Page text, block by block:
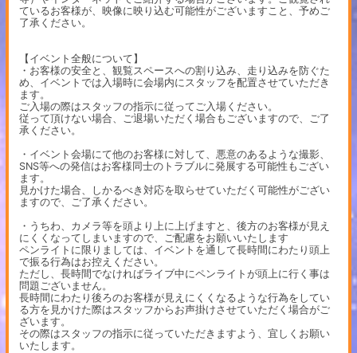
ているお客様が、映像に映り込む可能性がございますこと、予めご
了承ください。
【イベント全般について】
・お客様の安全と、観覧スペースへの割り込み、走り込みを防ぐた
め、イベントでは入場時に会場内にスタッフを配置させていただき
ます。
ご入場の際はスタッフの指示に従ってご入場ください。
従って頂けない場合、ご退場いただく場合もございますので、ご了
承ください。
・イベント会場にて他のお客様に対して、悪意のあるような撮影、
SNS等への発信はお客様同士のトラブルに発展する可能性もござい
ます。
見かけた場合、しかるべき対応を取らせていただく可能性がござい
ますので、ご了承ください。
・うちわ、カメラ等を頭より上に上げますと、後方のお客様が見え
にくくなってしまいますので、ご配慮をお願いいたします
ペンライトに限りましては、イベントを通して長時間にわたり頭上
で振る行為はお控えください。
ただし、長時間でなければライブ中にペンライトが頭上に行く事は
問題ございません。
長時間にわたり後ろのお客様が見えにくくなるような行為をしてい
る方を見かけた際はスタッフからお声掛けさせていただく場合がご
ざいます。
その際はスタッフの指示に従っていただきますよう、宜しくお願い
いたします。